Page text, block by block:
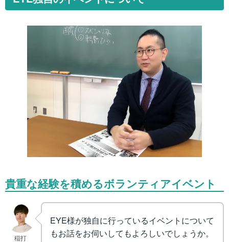
貴重な経験を積めるボランティアイベント
稲打
EYE様が独自に行っているイベントについて
もお話をお伺いしてもよろしいでしょうか。